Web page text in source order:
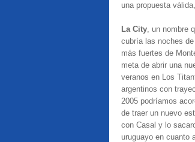
una propuesta
La City, un nombre
cubría las noches
más fuertes de
meta de abrir una
veranos en Los
argentinos con
2005 podríamos
de traer un nuevo
con Casal y lo
uruguayo en cuanto